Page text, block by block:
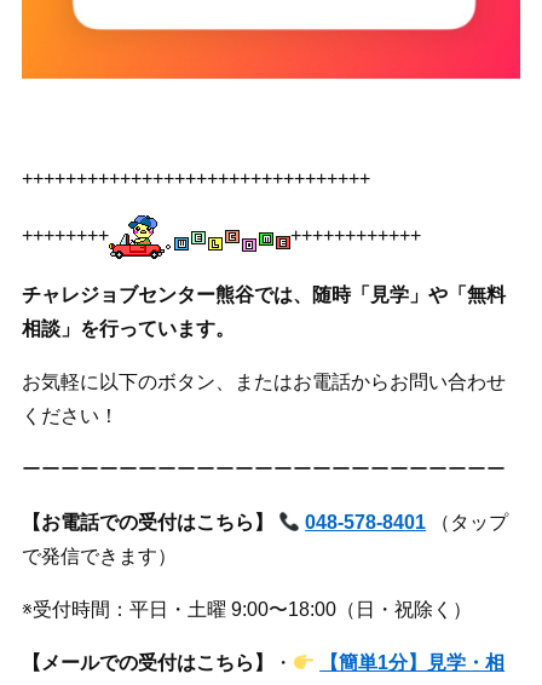
++++++++++++++++++++++++++++++++
++++++++ ++++++++++++
チャレジョブセンター熊谷では、随時「見学」や「無料
相談」を行っています。
お気軽に以下のボタン、またはお電話からお問い合わせ
ください！
ーーーーーーーーーーーーーーーーーーーーーーーーー
【お電話での受付はこちら】 048-578-8401 （タップ
で発信できます）
※受付時間：平日・土曜 9:00〜18:00（日・祝除く）
【メールでの受付はこちら】 ・
【簡単1分】見学・相